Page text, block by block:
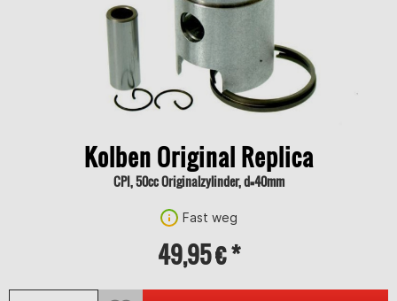
Kolben Original Replica
CPI, 50cc Originalzylinder, d=40mm
Fast weg
49,95 € *